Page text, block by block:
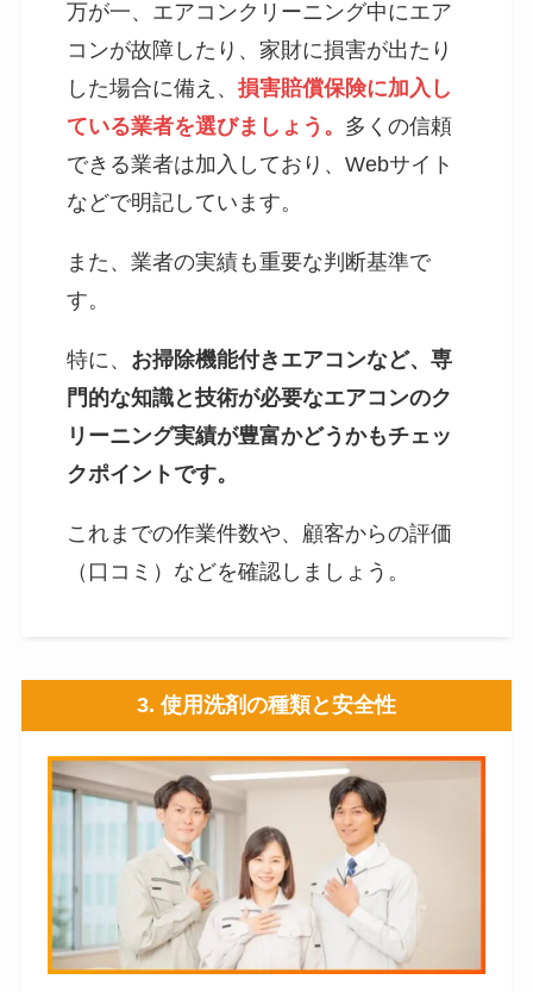
万が一、エアコンクリーニング中にエア
コンが故障したり、家財に損害が出たり
した場合に備え、損害賠償保険に加入し
ている業者を選びましょう。 多くの信頼
できる業者は加入しており、Webサイト
などで明記しています。
また、業者の実績も重要な判断基準で
す。
特に、 お掃除機能付きエアコンなど、専
門的な知識と技術が必要なエアコンのク
リーニング実績が豊富かどうかもチェッ
クポイントです。
これまでの作業件数や、顧客からの評価
（口コミ）などを確認しましょう。
3. 使用洗剤の種類と安全性